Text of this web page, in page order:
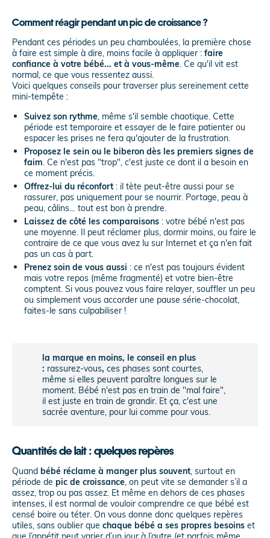
Comment réagir pendant un pic de croissance ?
Pendant ces périodes un peu chamboulées, la première chose
à faire est simple à dire, moins facile à appliquer : faire
confiance à votre bébé... et à vous-même. Ce qu'il vit est
normal, ce que vous ressentez aussi.
Voici quelques conseils pour traverser plus sereinement cette
mini-tempête :
Suivez son rythme, même s'il semble chaotique. Cette
période est temporaire et essayer de le faire patienter ou
espacer les prises ne fera qu'ajouter de la frustration.
Proposez le sein ou le biberon dès les premiers signes de
faim. Ce n'est pas "trop", c'est juste ce dont il a besoin en
ce moment précis.
Offrez-lui du réconfort : il tète peut-être aussi pour se
rassurer, pas uniquement pour se nourrir. Portage, peau à
peau, câlins… tout est bon à prendre.
Laissez de côté les comparaisons : votre bébé n'est pas
une moyenne. Il peut réclamer plus, dormir moins, ou faire le
contraire de ce que vous avez lu sur Internet et ça n'en fait
pas un cas à part.
Prenez soin de vous aussi : ce n'est pas toujours évident
mais votre repos (même fragmenté) et votre bien-être
comptent. Si vous pouvez vous faire relayer, souffler un peu
ou simplement vous accorder une pause série-chocolat,
faites-le sans culpabiliser !
la marque en moins, le conseil en plus
: rassurez-vous, ces phases sont courtes,
même si elles peuvent paraître longues sur le
moment. Bébé n'est pas en train de "mal faire",
il est juste en train de grandir. Et ça, c'est une
sacrée aventure, pour lui comme pour vous.
Quantités de lait : quelques repères
Quand bébé réclame à manger plus souvent, surtout en
période de pic de croissance, on peut vite se demander s’il a
assez, trop ou pas assez. Et même en dehors de ces phases
intenses, il est normal de vouloir comprendre ce que bébé est
censé boire ou téter. On vous donne donc quelques repères
utiles, sans oublier que chaque bébé a ses propres besoins et